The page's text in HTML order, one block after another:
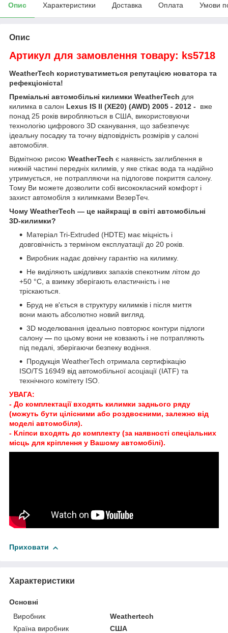
Опис Характеристики Доставка Оплата Умови
Опис
Артикул для замовлення товару: ks5718
WeatherTech користуватиметься репутацією новатора та
рефекціоніста!
Преміальні автомобільні килимки WeatherTech для
килимка в салон Lexus IS II (XE20) (AWD) 2005 - 2012 - вже
понад 25 років виробляються в США, використовуючи
технологію цифрового 3D сканування, що забезпечує
ідеальну посадку та точну відповідність розмірів у салоні
автомобіля.
Відмітною рисою WeatherTech є наявність заглиблення в
нижній частині передніх килимів, у яке стікає вода та надійно
утримується, не потрапляючи на підлогове покриття салону.
Тому Ви можете дозволити собі висококласний комфорт і
захист автомобіля з килимками ВезерТеч.
Чому WeatherTech — це найкращі в світі автомобільні
3D-килимки?
Матеріал Tri-Extruded (HDTE) має міцність і
довговічність з терміном експлуатації до 20 років.
Виробник надає довічну гарантію на килимку.
Не виділяють шкідливих запахів спекотним літом до
+50 °C, а взимку зберігають еластичність і не
тріскаються.
Бруд не в'ється в структуру килимків і після миття
вони мають абсолютно новий вигляд.
3D моделювання ідеально повторює контури підлоги
салону — по цьому вони не ковзають і не потрапляють
під педалі, зберігаючи безпеку водіння.
Продукція WeatherTech отримала сертифікацію
ISO/TS 16949 від автомобільної асоціації (IATF) та
технічного комітету ISO.
УВАГА:
- До комплектації входять килимки заднього ряду
(можуть бути цілісними або роздвоєними, залежно від
моделі автомобіля).
- Кліпси входять до комплекту (за наявності спеціальних
місць для кріплення у Вашому автомобілі).
Приховати
Характеристики
Основні
Виробник
Weathertech
Країна виробник
США